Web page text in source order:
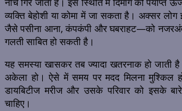
व्यक्ति बेहोशी या कोमा में जा सकता है। अक्सर
जैसे पसीना आना, कंपकंपी और घबराहट—को
गलती साबित हो सकती है।
यह समस्या खासकर तब ज्यादा खतरनाक हो जाती है
अकेला हो। ऐसे में समय पर मदद मिलना मुश्किल
डायबिटीज मरीज और उसके परिवार को इसके बारे
चाहिए।